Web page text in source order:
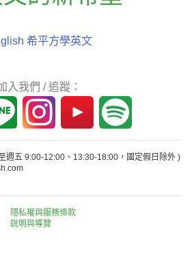
希平方學英文
入我們 / 追蹤：
週五 9:00-12:00、13:30-18:00，國定假日除外 )
隱私權與服務條款
說明與導覽